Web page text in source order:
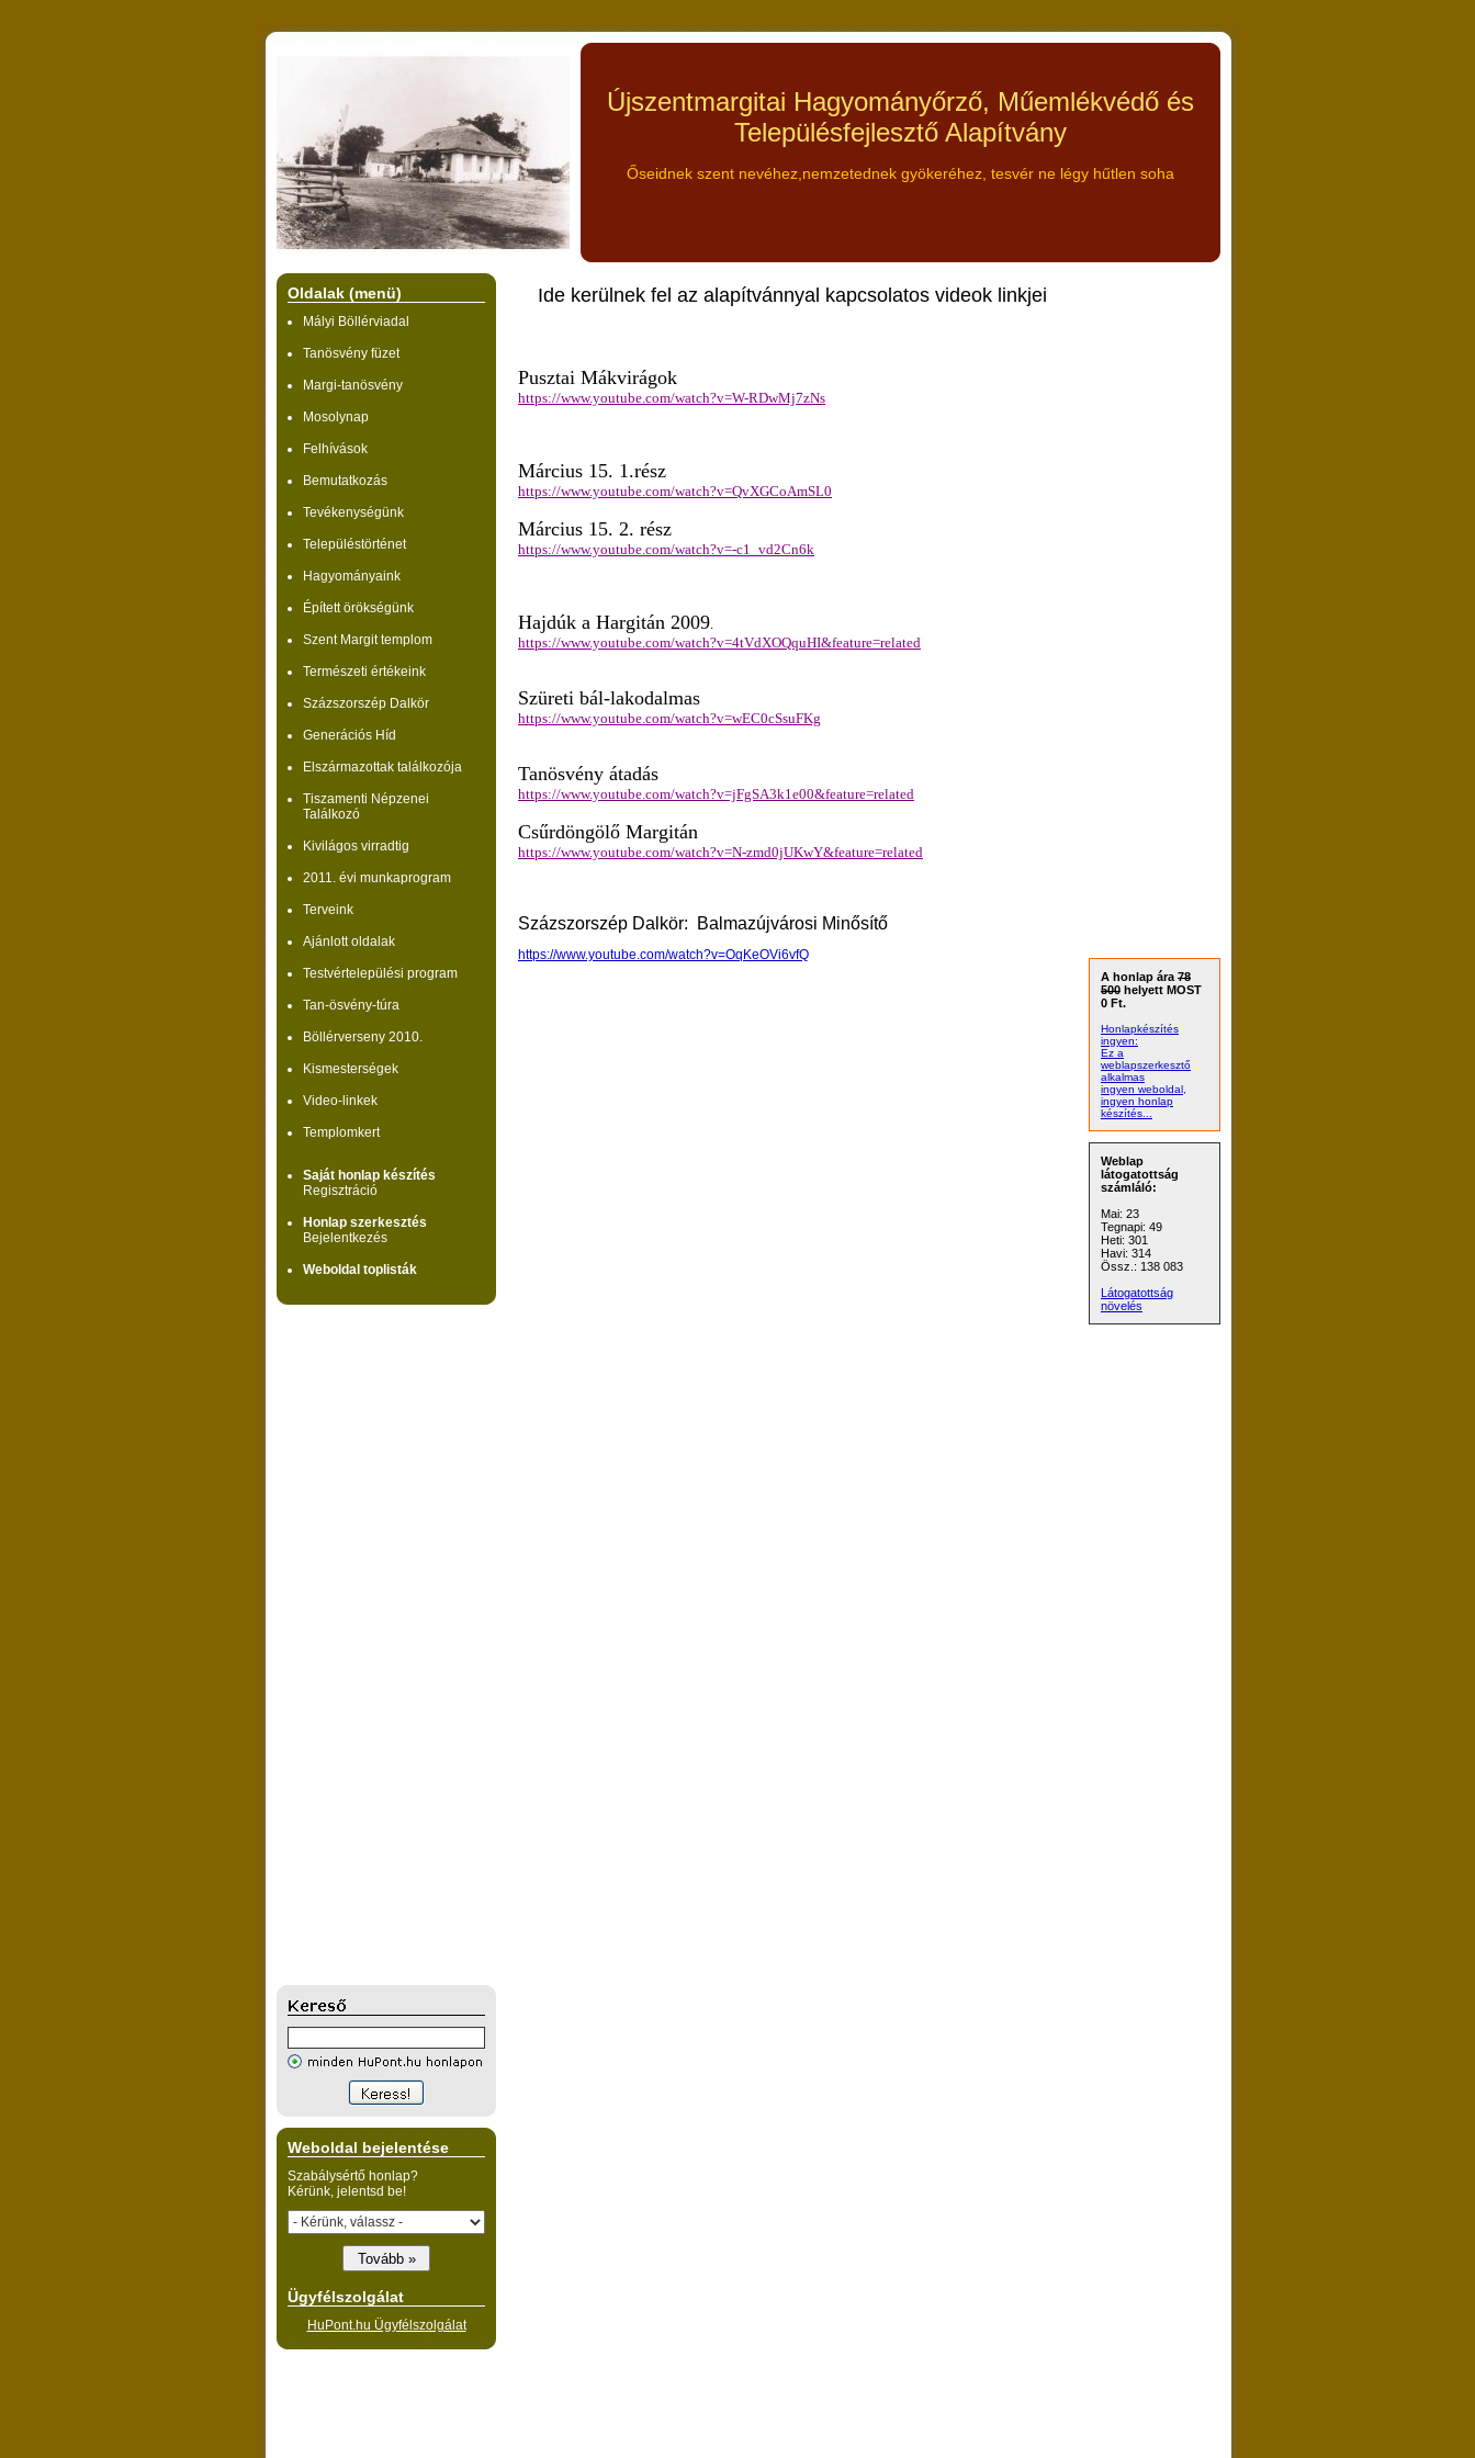
Újszentmargitai Hagyományőrző, Műemlékvédő és
Településfejlesztő Alapítvány
Őseidnek szent nevéhez,nemzetednek gyökeréhez, tesvér ne légy hűtlen soha
Oldalak (menü)
Mályi Böllérviadal
Tanösvény füzet
Margi-tanösvény
Mosolynap
Felhívások
Bemutatkozás
Tevékenységünk
Településtörténet
Hagyományaink
Épített örökségünk
Szent Margit templom
Természeti értékeink
Százszorszép Dalkör
Generációs Híd
Elszármazottak találkozója
Tiszamenti Népzenei
Találkozó
Kivilágos virradtig
2011. évi munkaprogram
Terveink
Ajánlott oldalak
Testvértelepülési program
Tan-ösvény-túra
Böllérverseny 2010.
Kismesterségek
Video-linkek
Templomkert
Saját honlap készítés
Regisztráció
Honlap szerkesztés
Bejelentkezés
Weboldal toplisták
Weboldal bejelentése
Szabálysértő honlap?
Kérünk, jelentsd be!
Ügyfélszolgálat
HuPont.hu Ügyfélszolgálat
Ide kerülnek fel az alapítvánnyal kapcsolatos videok linkjei
Pusztai Mákvirágok
https://www.youtube.com/watch?v=W-RDwMj7zNs
Március 15. 1.rész
https://www.youtube.com/watch?v=QvXGCoAmSL0
Március 15. 2. rész
https://www.youtube.com/watch?v=-c1_vd2Cn6k
Hajdúk a Hargitán 2009.
https://www.youtube.com/watch?v=4tVdXOQquHI&feature=related
Szüreti bál-lakodalmas
https://www.youtube.com/watch?v=wEC0cSsuFKg
Tanösvény átadás
https://www.youtube.com/watch?v=jFgSA3k1e00&feature=related
Csűrdöngölő Margitán
https://www.youtube.com/watch?v=N-zmd0jUKwY&feature=related
Százszorszép Dalkör: Balmazújvárosi Minősítő
https://www.youtube.com/watch?v=OqKeOVi6vfQ
A honlap ára 78
500 helyett MOST
0 Ft.
Honlapkészítés
ingyen:
Ez a
weblapszerkesztő
alkalmas
ingyen weboldal,
ingyen honlap
készítés...
Weblap
látogatottság
számláló:
Mai: 23
Tegnapi: 49
Heti: 301
Havi: 314
Össz.: 138 083
Látogatottság
növelés